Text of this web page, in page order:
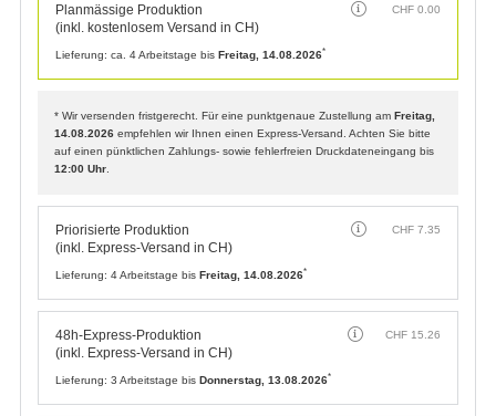
Planmässige Produktion
(inkl. kostenlosem Versand in CH)
CHF 0.00
Lieferung: ca. 4 Arbeitstage bis Freitag, 14.08.2026*
* Wir versenden fristgerecht. Für eine punktgenaue Zustellung am Freitag,
14.08.2026 empfehlen wir Ihnen einen Express-Versand. Achten Sie bitte
auf einen pünktlichen Zahlungs- sowie fehlerfreien Druckdateneingang bis
12:00 Uhr
Priorisierte Produktion
(inkl. Express-Versand in CH)
CHF 7.35
Lieferung: 4 Arbeitstage bis Freitag, 14.08.2026*
48h-Express-Produktion
(inkl. Express-Versand in CH)
CHF 15.26
Lieferung: 3 Arbeitstage bis Donnerstag, 13.08.2026*